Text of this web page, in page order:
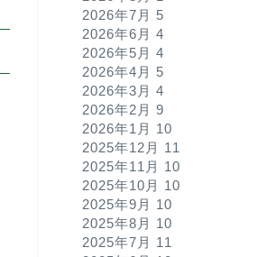
2026年7月 5
2026年6月 4
2026年5月 4
2026年4月 5
2026年3月 4
2026年2月 9
2026年1月 10
2025年12月 11
2025年11月 10
2025年10月 10
2025年9月 10
2025年8月 10
2025年7月 11